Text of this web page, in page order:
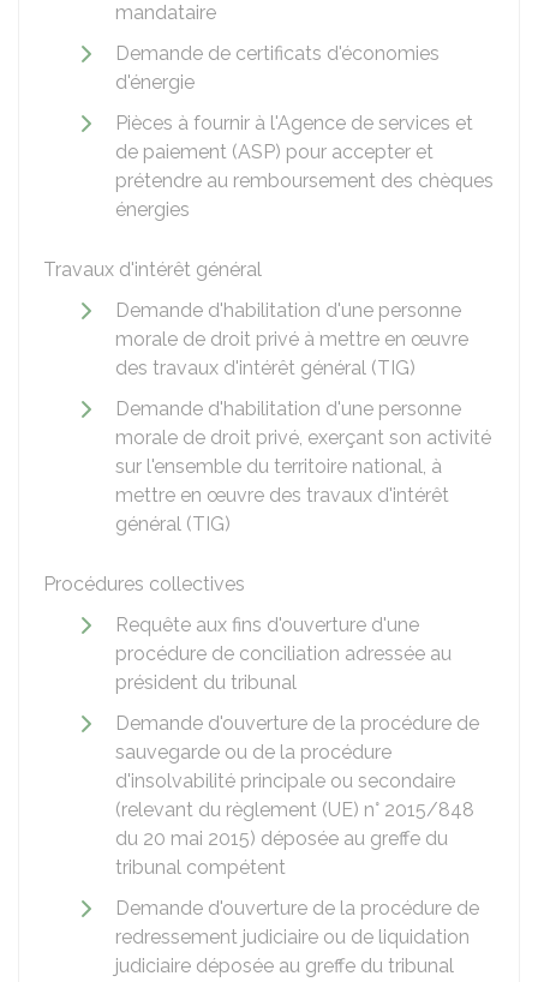
mandataire
Demande de certificats d'économies
d'énergie
Pièces à fournir à l'Agence de services et
de paiement (ASP) pour accepter et
prétendre au remboursement des chèques
énergies
Travaux d'intérêt général
Demande d'habilitation d'une personne
morale de droit privé à mettre en œuvre
des travaux d'intérêt général (TIG)
Demande d'habilitation d'une personne
morale de droit privé, exerçant son activité
sur l'ensemble du territoire national, à
mettre en œuvre des travaux d'intérêt
général (TIG)
Procédures collectives
Requête aux fins d'ouverture d'une
procédure de conciliation adressée au
président du tribunal
Demande d'ouverture de la procédure de
sauvegarde ou de la procédure
d'insolvabilité principale ou secondaire
(relevant du règlement (UE) n° 2015/848
du 20 mai 2015) déposée au greffe du
tribunal compétent
Demande d'ouverture de la procédure de
redressement judiciaire ou de liquidation
judiciaire déposée au greffe du tribunal